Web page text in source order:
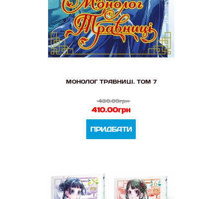
МОНОЛОГ ТРАВНИЦІ. ТОМ 7
430.00грн
410.00грн
ПРИДБАТИ